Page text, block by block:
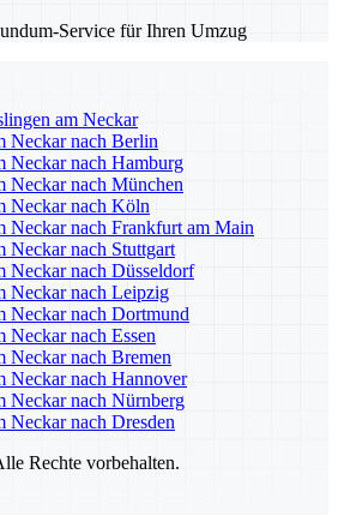
Service für Ihren Umzug
am Neckar
Neckar nach Berlin
Neckar nach Hamburg
Neckar nach München
Neckar nach Köln
Neckar nach Frankfurt am Main
Neckar nach Stuttgart
Neckar nach Düsseldorf
Neckar nach Leipzig
Neckar nach Dortmund
Neckar nach Essen
Neckar nach Bremen
Neckar nach Hannover
Neckar nach Nürnberg
Neckar nach Dresden
Rechte vorbehalten.